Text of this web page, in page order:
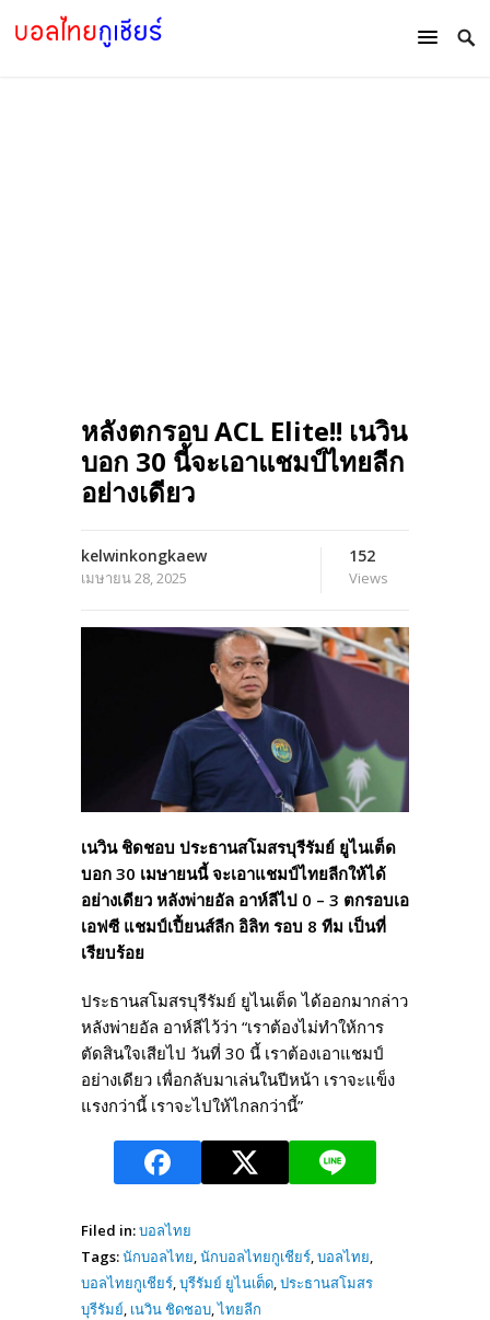
หลังตกรอบ ACL Elite!! เนวิน
บอก 30 นี้จะเอาแชมป์ไทยลีก
อย่างเดียว
kelwinkongkaew
เมษายน 28, 2025
152
Views
เนวิน ชิดชอบ ประธานสโมสรบุรีรัมย์ ยูไนเต็ด
บอก 30 เมษายนนี้ จะเอาแชมป์ไทยลีกให้ได้
อย่างเดียว หลังพ่ายอัล อาห์ลีไป 0 – 3 ตกรอบเอ
เอฟซี แชมป์เปี้ยนส์ลีก อิลิท รอบ 8 ทีม เป็นที่
เรียบร้อย
ประธานสโมสรบุรีรัมย์ ยูไนเต็ด ได้ออกมากล่าว
หลังพ่ายอัล อาห์ลีไว้ว่า “เราต้องไม่ทำให้การ
ตัดสินใจเสียไป วันที่ 30 นี้ เราต้องเอาแชมป์
อย่างเดียว เพื่อกลับมาเล่นในปีหน้า เราจะแข็ง
แรงกว่านี้ เราจะไปให้ไกลกว่านี้”
Filed in:บอลไทย
Tags:นักบอลไทย,นักบอลไทยกูเชียร์,บอลไทย,
บอลไทยกูเชียร์,บุรีรัมย์ ยูไนเต็ด,ประธานสโมสร
บุรีรัมย์, เนวิน ชิดชอบ,ไทยลีก